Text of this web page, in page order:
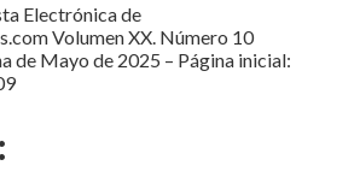
Electrónica de
Volumen XX. Número 10
de Mayo de 2025 – Página inicial: